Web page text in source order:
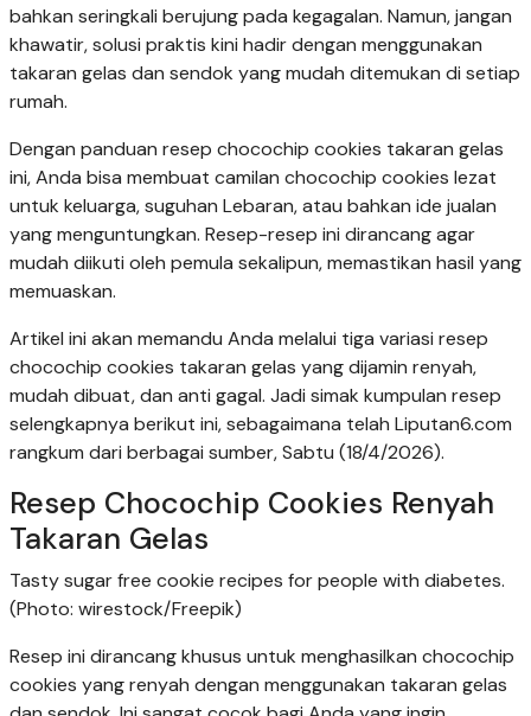
bahkan seringkali berujung pada kegagalan. Namun, jangan
khawatir, solusi praktis kini hadir dengan menggunakan
takaran gelas dan sendok yang mudah ditemukan di setiap
rumah.
Dengan panduan resep chocochip cookies takaran gelas
ini, Anda bisa membuat camilan chocochip cookies lezat
untuk keluarga, suguhan Lebaran, atau bahkan ide jualan
yang menguntungkan. Resep-resep ini dirancang agar
mudah diikuti oleh pemula sekalipun, memastikan hasil yang
memuaskan.
Artikel ini akan memandu Anda melalui tiga variasi resep
chocochip cookies takaran gelas yang dijamin renyah,
mudah dibuat, dan anti gagal. Jadi simak kumpulan resep
selengkapnya berikut ini, sebagaimana telah Liputan6.com
rangkum dari berbagai sumber, Sabtu (18/4/2026).
Resep Chocochip Cookies Renyah
Takaran Gelas
Tasty sugar free cookie recipes for people with diabetes.
(Photo: wirestock/Freepik)
Resep ini dirancang khusus untuk menghasilkan chocochip
cookies yang renyah dengan menggunakan takaran gelas